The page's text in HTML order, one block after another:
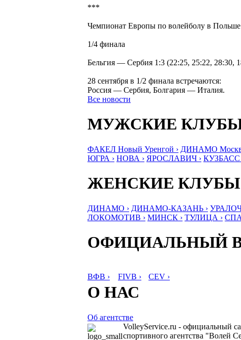
***
Чемпионат Европы по волейболу в
1/4 финала
Бельгия — Сербия 1:3 (22:25, 25:22, 28:30,
28 сентября в 1/2 финала встречаются:
Россия — Сербия, Болгария — Италия.
Все новости
МУЖСКИЕ
ФАКЕЛ Новый Уренгой › ДИНАМО
ЮГРА › НОВА › ЯРОСЛАВИЧ › КУЗБАСС
ЖЕНСКИЕ КЛУБЫ
ДИНАМО › ДИНАМО-КАЗАНЬ ›
ЛОКОМОТИВ › МИНСК › ТУЛИЦА ›
ОФИЦИАЛЬНЫЙ
ВФВ › FIVB › CEV ›
О НАС
Об агентстве
VolleyService.ru - официальный
спортивного агентства "Волей